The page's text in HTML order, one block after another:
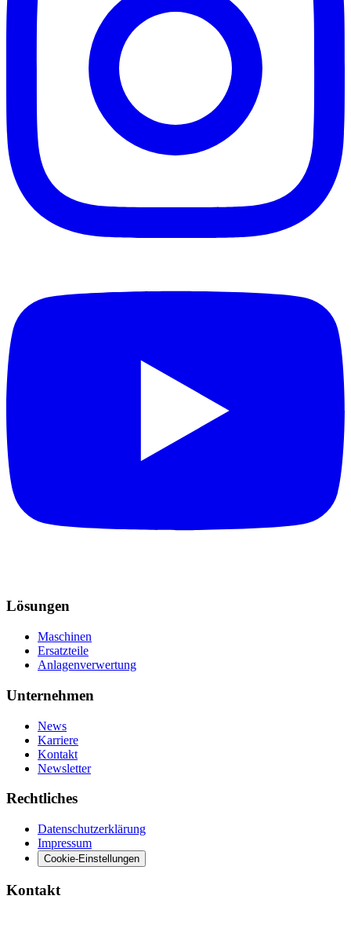
Lösungen
Maschinen
Ersatzteile
Anlagenverwertung
Unternehmen
News
Karriere
Kontakt
Newsletter
Rechtliches
Datenschutzerklärung
Impressum
Cookie-Einstellungen
Kontakt